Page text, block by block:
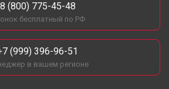
8 (800) 775-45-48
бесплатный по РФ
(999) 396-96-51
в вашем регионе